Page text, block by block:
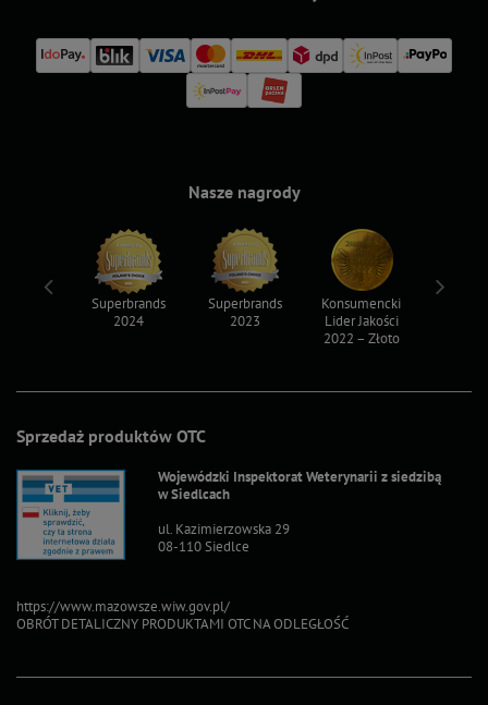
Sprzedaż produktów OTC
Wojewódzki Inspektorat Weterynarii z siedzibą
w Siedlcach
ul. Kazimierzowska 29
08-110 Siedlce
https://www.mazowsze.wiw.gov.pl/
OBRÓT DETALICZNY PRODUKTAMI OTC NA ODLEGŁOŚĆ
Nasze nagrody
Superbrands
2024
Superbrands
2023
Konsumencki
Lider Jakości
2022 – Złoto